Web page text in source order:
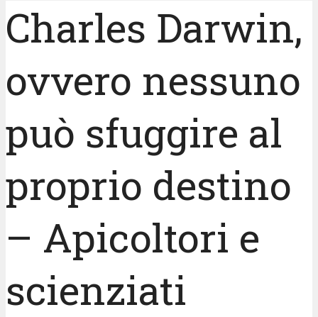
Charles Darwin,
ovvero nessuno
può sfuggire al
proprio destino
– Apicoltori e
scienziati